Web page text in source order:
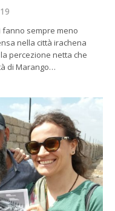
fanno sempre meno
nella città irachena
percezione netta che
di Marango…